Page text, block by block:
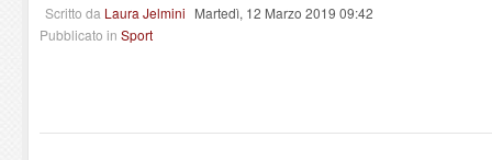
Scritto da Laura Jelmini Martedì, 12 Marzo 2019 09:42
Pubblicato in Sport